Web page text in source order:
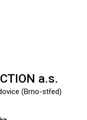
a.s.
(Brno-střed)